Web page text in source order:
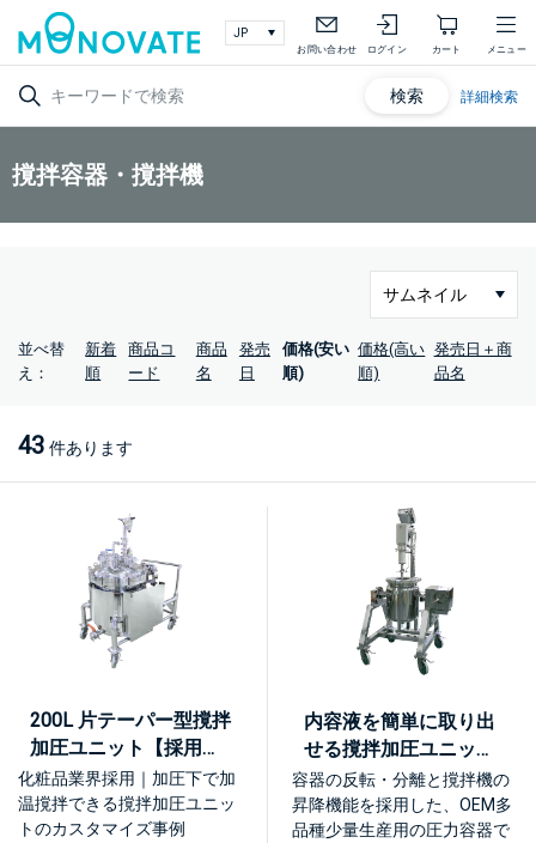
お問い合わせ ログイン カート メニュー
検索 詳細検索
撹拌容器・撹拌機
並べ替
え：
新着
順
商品コ
ード
商品
名
発売
日
価格(安い
順)
価格(高い
順)
発売日＋商
品名
43 件あります
200L 片テーパー型撹拌
加圧ユニット【採用事
例】
化粧品業界採用｜加圧下で加
温撹拌できる撹拌加圧ユニッ
トのカスタマイズ事例
内容液を簡単に取り出
せる撹拌加圧ユニット
【採用事例】
容器の反転・分離と撹拌機の
昇降機能を採用した、OEM多
品種少量生産用の圧力容器で